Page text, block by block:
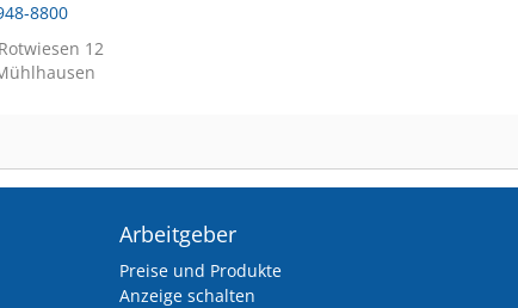
8800
12
Arbeitgeber
Preise und Produkte
Anzeige schalten